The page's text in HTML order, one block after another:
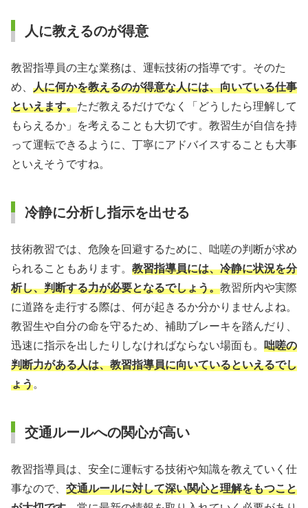
人に教えるのが得意
教習指導員の主な業務は、運転技術の指導です。そのた
め、 人に何かを教えるのが得意な人には、向いている仕事
といえます。ただ教えるだけでなく「どうしたら理解して
もらえるか」を考えることも大切です。教習生が自信を持
って運転できるように、丁寧にアドバイスすることも大事
といえそうですね。
冷静に分析し指示を出せる
技術教習では、危険を回避するために、咄嗟の判断が求め
られることもあります。 教習指導員には、冷静に状況を分
析し、判断する力が必要となるでしょう。教習所内や実際
に道路を走行する際は、何が起きるか分かりませんよね。
教習生や自分の命を守るため、補助ブレーキを踏んだり、
迅速に指示を出したりしなければならない場面も。 咄嗟の
判断力がある人は、教習指導員に向いているといえるでし
ょう。
交通ルールへの関心が高い
教習指導員は、安全に運転する技術や知識を教えていく仕
事なので、 交通ルールに対して深い関心と理解をもつこと